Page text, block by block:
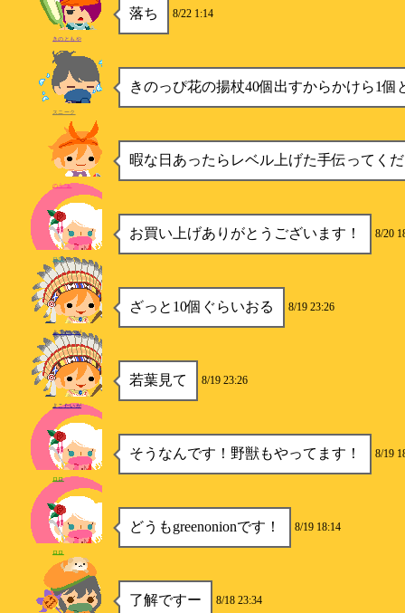
落ち 8/22 1:14
きのともや
きのっぴ花の揚杖40個出すからかけら1個
スニーク
暇な日あったらレベル上げた手伝ってく
のう″ぁ
お買い上げありがとうございます！ 8/20
ロロ
ざっと10個ぐらいおる 8/19 23:26
よこたいが
若葉見て 8/19 23:26
よこたいが
そうなんです！野獣もやってます！ 8/19
ロロ
どうもgreenonionです！ 8/19 18:14
ロロ
了解ですー 8/18 23:34